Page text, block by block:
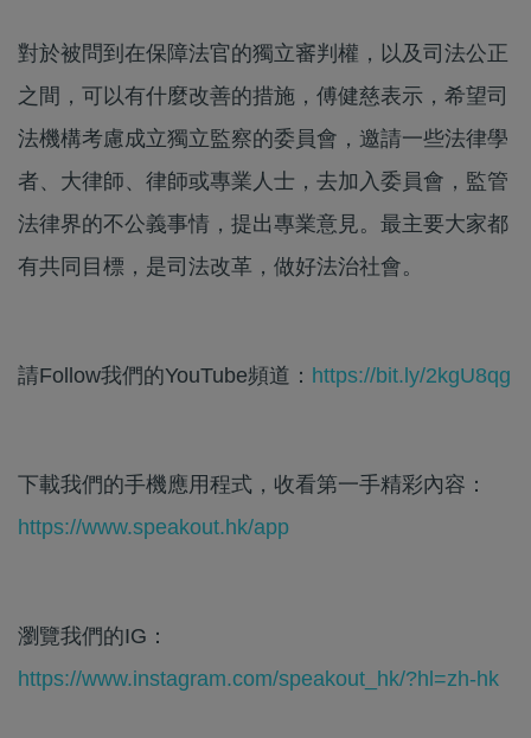
對於被問到在保障法官的獨立審判權，以及司法公正
之間，可以有什麼改善的措施，傅健慈表示，希望司
法機構考慮成立獨立監察的委員會，邀請一些法律學
者、大律師、律師或專業人士，去加入委員會，監管
法律界的不公義事情，提出專業意見。最主要大家都
有共同目標，是司法改革，做好法治社會。
請Follow我們的YouTube頻道： https://bit.ly/2kgU8qg
下載我們的手機應用程式，收看第一手精彩內容：
https://www.speakout.hk/app
瀏覽我們的IG：
https://www.instagram.com/speakout_hk/?hl=zh-hk